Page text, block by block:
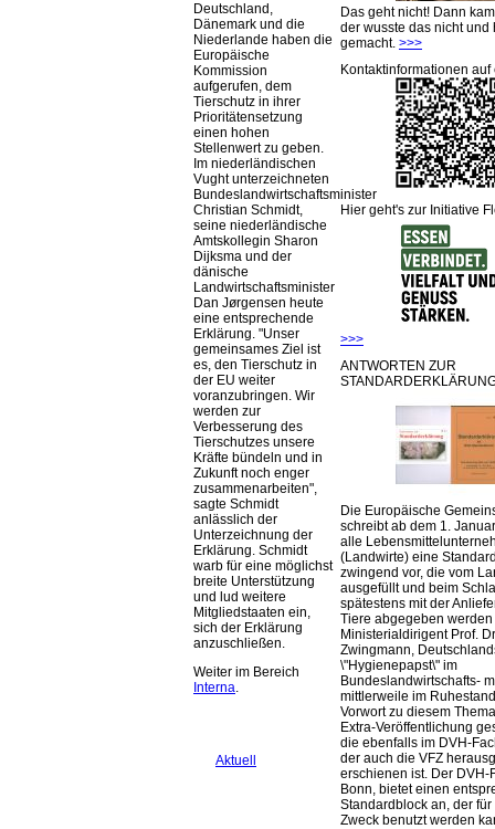
Deutschland,
Dänemark und die
Niederlande haben die
Europäische
Kommission
aufgerufen, dem
Tierschutz in ihrer
Prioritätensetzung
einen hohen
Stellenwert zu geben.
Im niederländischen
Vught unterzeichneten
Bundeslandwirtschaftsminister
Christian Schmidt,
seine niederländische
Amtskollegin Sharon
Dijksma und der
dänische
Landwirtschaftsminister
Dan Jørgensen heute
eine entsprechende
Erklärung. Unser
gemeinsames Ziel ist
es, den Tierschutz in
der EU weiter
voranzubringen. Wir
werden zur
Verbesserung des
Tierschutzes unsere
Kräfte bündeln und in
Zukunft noch enger
zusammenarbeiten ,
sagte Schmidt
anlässlich der
Unterzeichnung der
Erklärung. Schmidt
warb für eine möglichst
breite Unterstützung
und lud weitere
Mitgliedstaaten ein,
sich der Erklärung
anzuschließen.
Weiter im Bereich
Interna.
Aktuell
Das geht nicht! Dann
der wusste das nicht und
gemacht. >>>
Kontaktinformationen
Hier geht's zur Initiative
>>>
ANTWORTEN ZUR
Die Europäische
schreibt ab dem 1.
alle
(Landwirte) eine
zwingend vor, die vom
ausgefüllt und beim
spätestens mit der
Tiere abgegeben werden
Ministerialdirigent Prof.
Zwingmann,
\"Hygienepapst\" im
Bundeslandwirtschafts-
mittlerweile im
Vorwort zu diesem
Extra-Veröffentlichung
die ebenfalls im DVH-
der auch die VFZ
erschienen ist. Der DVH-
Bonn, bietet einen
Standardblock an, der
Zweck benutzt werden